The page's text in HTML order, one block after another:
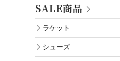
SALE商品
ラケット
シューズ